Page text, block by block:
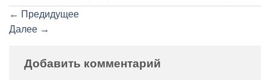
← Предидущее
Далее →
Добавить комментарий